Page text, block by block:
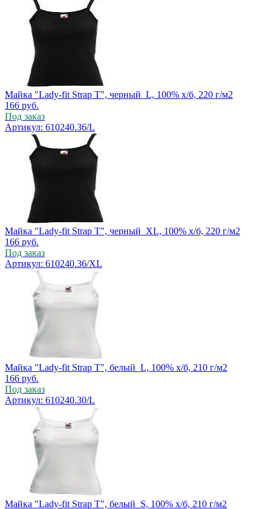
Майка "Lady-fit Strap T", черный_L, 100% х/б, 220 г/м2
166 руб.
Под заказ
Артикул: 610240.36/L
Майка "Lady-fit Strap T", черный_XL, 100% х/б, 220 г/м2
166 руб.
Под заказ
Артикул: 610240.36/XL
Майка "Lady-fit Strap T", белый_L, 100% х/б, 210 г/м2
166 руб.
Под заказ
Артикул: 610240.30/L
Майка "Lady-fit Strap T", белый_S, 100% х/б, 210 г/м2